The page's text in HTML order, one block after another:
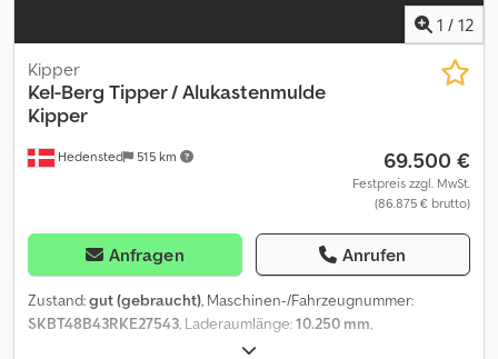
1 / 12
Hedensted 515 km
Kipper
Kel-Berg Tipper / Alukastenmulde
Kipper
69.500 €
Festpreis zzgl. MwSt.
(86.875 € brutto)
Anfragen Anrufen
Zustand:gut (gebraucht), Maschinen-/Fahrzeugnummer:
SKBT48B43RKE27543, Laderaumlänge:10.250 mm,
, Laderaumhöhe: